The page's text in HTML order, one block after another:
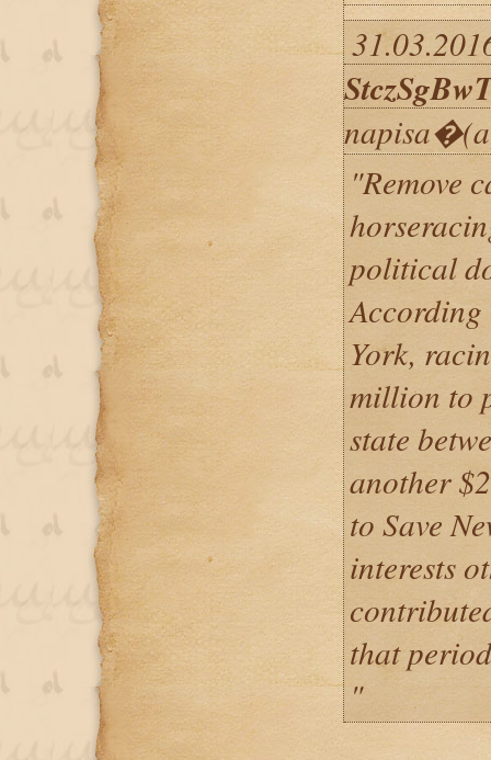
"Remove
political
According
York,
million to
state
another
to Save
interests
that
"